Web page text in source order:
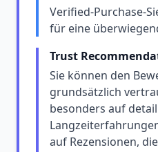
Verified-Purchase-
für eine
Trust
Sie können den
grundsätzlich
besonders auf
auf Rezensionen,